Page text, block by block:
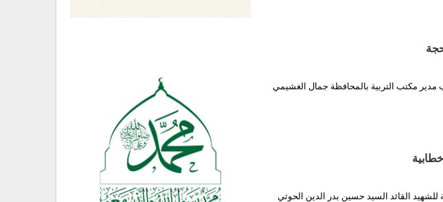
مدير مكتب التربية بالمحافظة جمال الغشيمي
للشهيد القائد السيد حسين بدر الدين الحوثي